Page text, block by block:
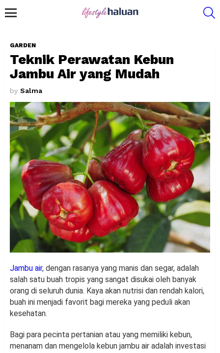
GARDEN
Teknik Perawatan Kebun
Jambu Air yang Mudah
by Salma
Jambu air, dengan rasanya yang manis dan segar, adalah
salah satu buah tropis yang sangat disukai oleh banyak
orang di seluruh dunia. Kaya akan nutrisi dan rendah kalori,
buah ini menjadi favorit bagi mereka yang peduli akan
kesehatan.
Bagi para pecinta pertanian atau yang memiliki kebun,
menanam dan mengelola kebun jambu air adalah investasi